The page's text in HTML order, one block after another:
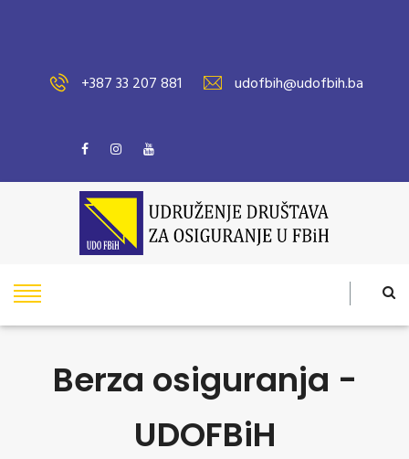
+387 33 207 881 udofbih@udofbih.ba
Berza osiguranja -
UDOFBiH